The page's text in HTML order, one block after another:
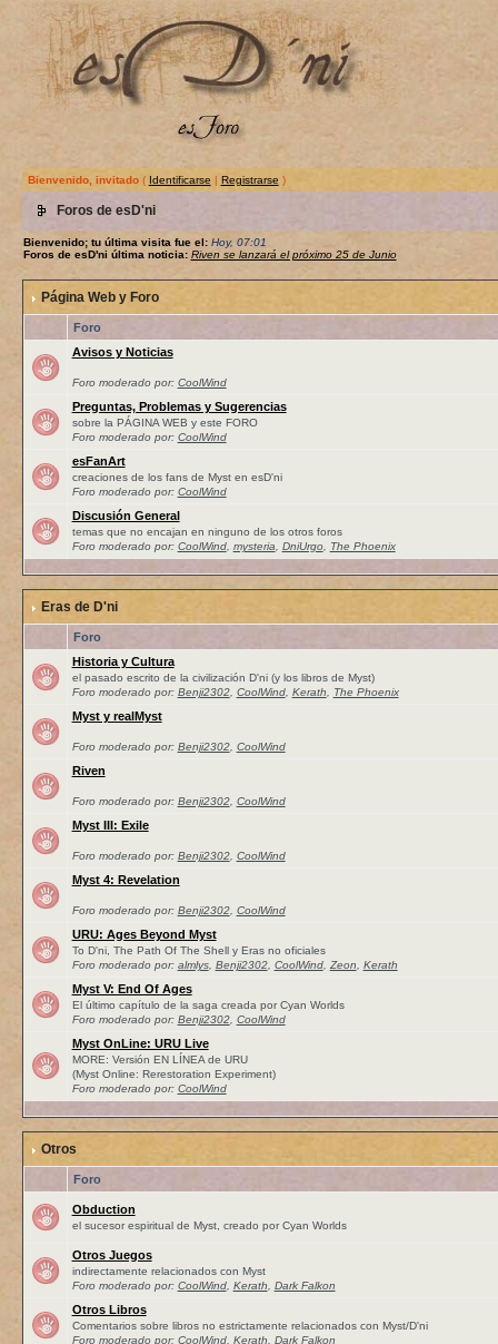
Bienvenido, invitado( Identificarse | Registrarse )
Foros de esD'ni
Bienvenido; tu última visita fue el: Hoy, 07:01
Foros de esD'ni última noticia: Riven se lanzará el próximo 25 de Junio
Página Web y Foro
Foro
Avisos y Noticias
Foro moderado por: CoolWind
Preguntas, Problemas y Sugerencias
sobre la PÁGINA WEB y este FORO
Foro moderado por: CoolWind
esFanArt
creaciones de los fans de Myst en esD'ni
Foro moderado por: CoolWind
Discusión General
temas que no encajan en ninguno de los otros foros
Foro moderado por: CoolWind, mysteria DniUrgo, The Phoenix
Eras de D'ni
Foro
Historia y Cultura
el pasado escrito de la civilización D'ni (y los libros de Myst)
Foro moderado por: Benji2302, CoolWind, Kerath The Phoenix
Myst y realMyst
Foro moderado por: Benji2302, CoolWind
Riven
Foro moderado por: Benji2302, CoolWind
Myst III: Exile
Foro moderado por: Benji2302, CoolWind
Myst 4: Revelation
Foro moderado por: Benji2302, CoolWind
URU: Ages Beyond Myst
To D'ni, The Path Of The Shell y Eras no oficiales
Foro moderado por: almlys, Benji2302, CoolWind, Zeon Kerath
Myst V: End Of Ages
El último capítulo de la saga creada por Cyan Worlds
Foro moderado por: Benji2302, CoolWind
Myst OnLine: URU Live
MORE: Versión EN LÍNEA de URU
(Myst Online: Rerestoration Experiment)
Foro moderado por: CoolWind
Otros
Foro
Obduction
el sucesor espiritual de Myst, creado por Cyan Worlds
Otros Juegos
indirectamente relacionados con Myst
Foro moderado por: CoolWind, Kerath Dark Falkon
Otros Libros
Comentarios sobre libros no estrictamente relacionados con Myst/D'ni
Foro moderado por: CoolWind, Kerath Dark Falkon